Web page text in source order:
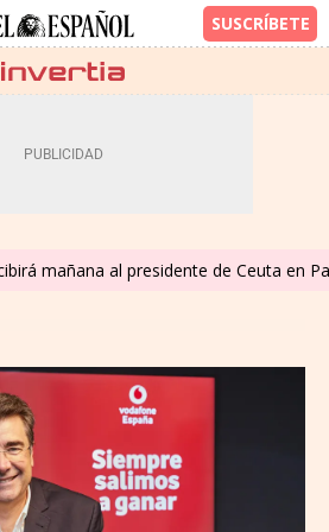
mañana al presidente de Ceuta en